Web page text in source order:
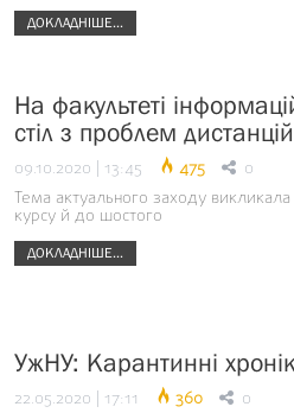
ДОКЛАДНІШЕ...
На факультеті
стіл з проблем
09.10.2020 | 13:45 475 0
Тема актуального заходу викликала
курсу й до шостого
ДОКЛАДНІШЕ...
УжНУ: Карантинні
22.05.2020 | 17:11 360 0